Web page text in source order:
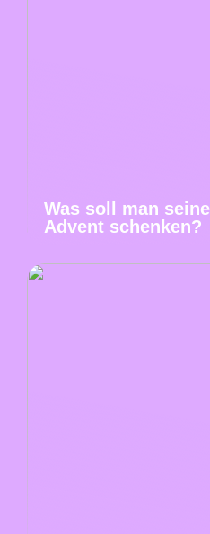
Was soll man
Advent schenken?